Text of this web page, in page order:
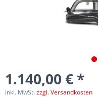
1.140,00 € *
inkl. MwSt.zzgl. Versandkosten